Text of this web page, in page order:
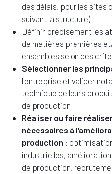
des délais, pour les sites
suivant la structure)
Définir précisément les
de matières premières
ensembles selon des
Sélectionner les
l'entreprise et valider
technique de leurs
de production
Réaliser ou faire
nécessaires à
production :
industrielles,
de production,